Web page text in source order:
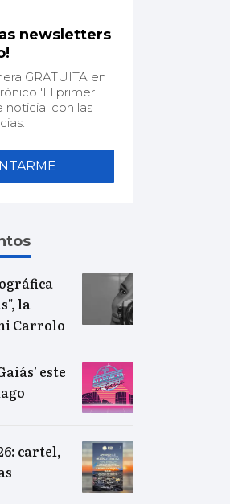
newsletters
GRATUITA en
'El primer
noticia' con las
la
Carrolo
este
cartel,